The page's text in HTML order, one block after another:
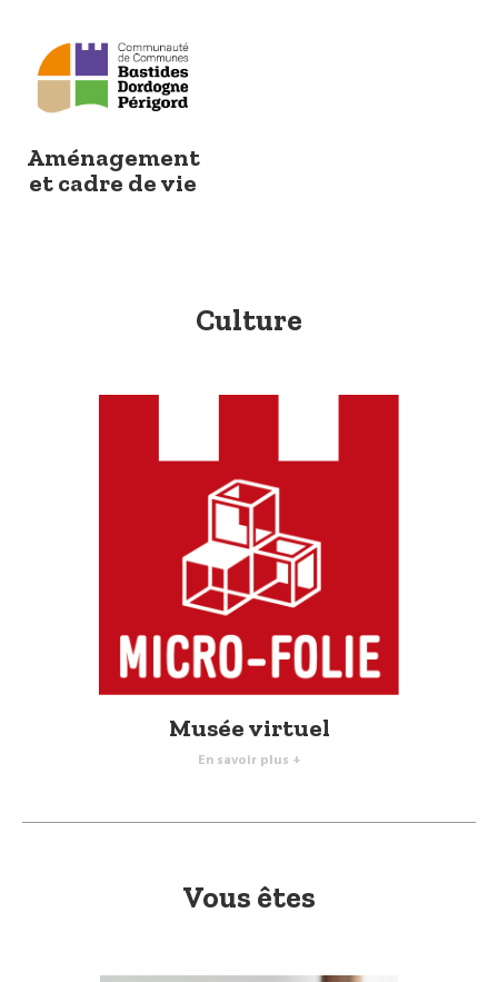
Aménagement
et cadre de vie
Culture
Musée virtuel
En savoir plus +
Vous êtes